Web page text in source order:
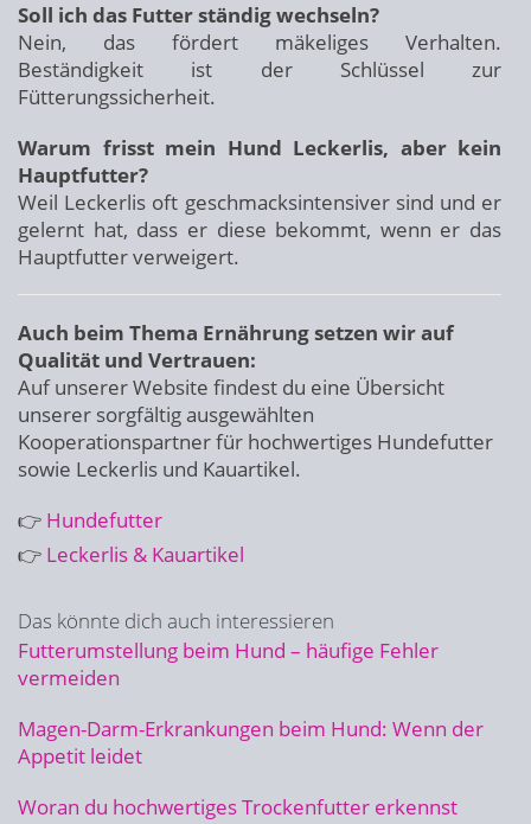
Soll ich das Futter ständig wechseln?
Nein, das fördert mäkeliges Verhalten.
Beständigkeit ist der Schlüssel zur
Fütterungssicherheit.
Warum frisst mein Hund Leckerlis, aber kein
Hauptfutter?
Weil Leckerlis oft geschmacksintensiver sind und er
gelernt hat, dass er diese bekommt, wenn er das
Hauptfutter verweigert.
Auch beim Thema Ernährung setzen wir auf
Qualität und Vertrauen:
Auf unserer Website findest du eine Übersicht
unserer sorgfältig ausgewählten
Kooperationspartner für hochwertiges Hundefutter
sowie Leckerlis und Kauartikel.
👉 Hundefutter
👉 Leckerlis & Kauartikel
Das könnte dich auch interessieren
Futterumstellung beim Hund – häufige Fehler
vermeiden
Magen-Darm-Erkrankungen beim Hund: Wenn der
Appetit leidet
Woran du hochwertiges Trockenfutter erkennst